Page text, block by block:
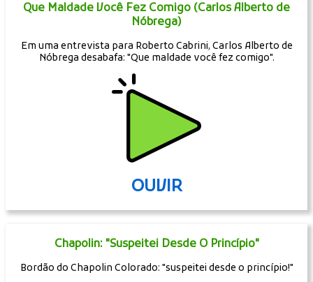
Que Maldade Você Fez Comigo (Carlos Alberto de
Nóbrega)
Em uma entrevista para Roberto Cabrini, Carlos Alberto de
Nóbrega desabafa: "Que maldade você fez comigo".
OUVIR
Chapolin: "Suspeitei Desde O Princípio"
Bordão do Chapolin Colorado: "suspeitei desde o princípio!"